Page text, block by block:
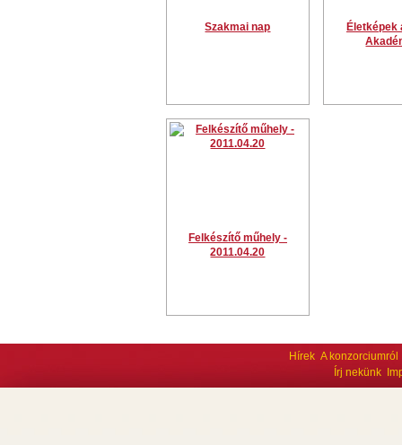
Szakmai nap
Életképek
Felkészítő műhely -
2011.04.20
Hírek A konzorciumról
Írj nekünk